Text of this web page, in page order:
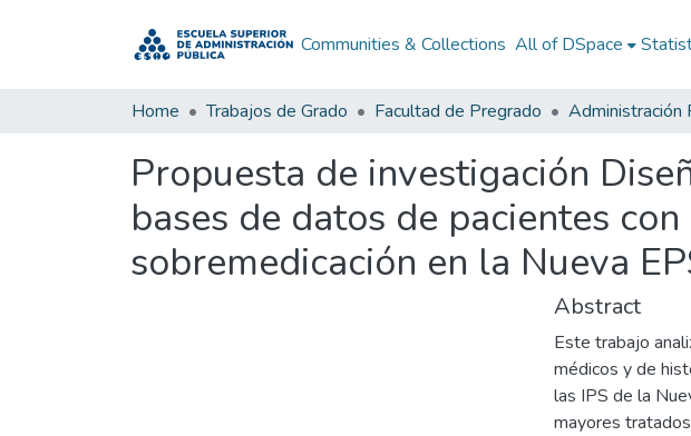
Communities & Collections All of DSpace
Home Trabajos de Grado Facultad de Pregrado
Propuesta de investigación
bases de datos de pacientes
sobremedicación en la Nueva
Abstract
Este trabajo
médicos y de
las IPS de la
mayores